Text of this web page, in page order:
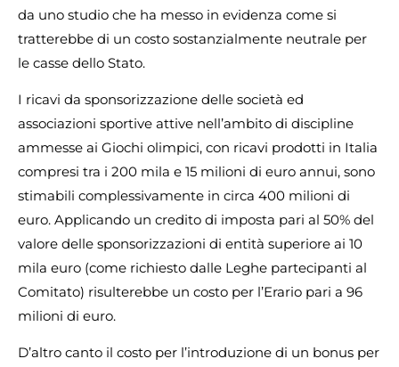
da uno studio che ha messo in evidenza come si
tratterebbe di un costo sostanzialmente neutrale per
le casse dello Stato.
I ricavi da sponsorizzazione delle società ed
associazioni sportive attive nell’ambito di discipline
ammesse ai Giochi olimpici, con ricavi prodotti in Italia
compresi tra i 200 mila e 15 milioni di euro annui, sono
stimabili complessivamente in circa 400 milioni di
euro. Applicando un credito di imposta pari al 50% del
valore delle sponsorizzazioni di entità superiore ai 10
mila euro (come richiesto dalle Leghe partecipanti al
Comitato) risulterebbe un costo per l’Erario pari a 96
milioni di euro.
D’altro canto il costo per l’introduzione di un bonus per